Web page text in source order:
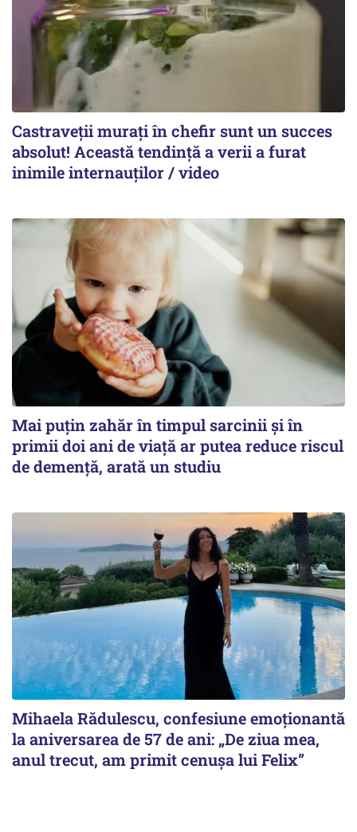
Castraveții murați în chefir sunt un succes
absolut! Această tendință a verii a furat
inimile internauților / video
Mai puțin zahăr în timpul sarcinii și în
primii doi ani de viață ar putea reduce riscul
de demență, arată un studiu
Mihaela Rădulescu, confesiune emoționantă
la aniversarea de 57 de ani: „De ziua mea,
anul trecut, am primit cenușa lui Felix”